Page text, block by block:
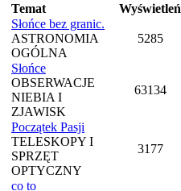
Temat Wyświetleń
Słońce bez granic.
ASTRONOMIA
OGÓLNA
5285
Słońce
OBSERWACJE
NIEBIA I
ZJAWISK
63134
Początek Pasji
TELESKOPY I
SPRZĘT
OPTYCZNY
3177
co to